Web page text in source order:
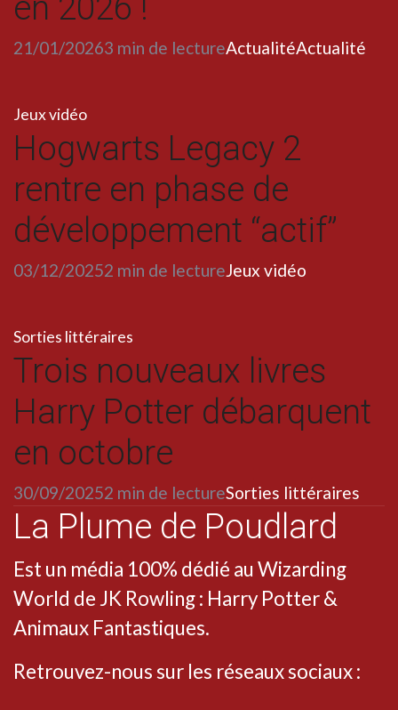
21/01/20263 min de lectureActualitéActualité
Jeux vidéo
Hogwarts Legacy 2
rentre en phase de
développement “actif”
03/12/20252 min de lectureJeux vidéo
Sorties littéraires
Trois nouveaux livres
Harry Potter débarquent
en octobre
30/09/20252 min de lectureSorties littéraires
La Plume de Poudlard
Est un média 100% dédié au Wizarding
World de JK Rowling : Harry Potter &
Animaux Fantastiques.
Retrouvez-nous sur les réseaux sociaux :